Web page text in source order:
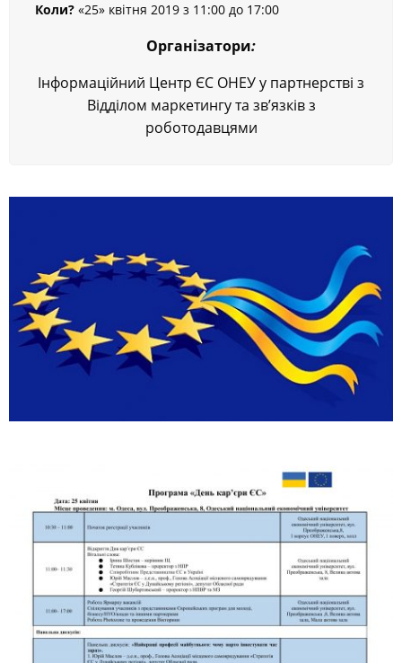
Коли? «25» квітня 2019 з 11:00 до 17:00
Організатори:
Інформаційний Центр ЄС ОНЕУ у партнерстві з
Відділом маркетингу та зв’язків з
роботодавцями